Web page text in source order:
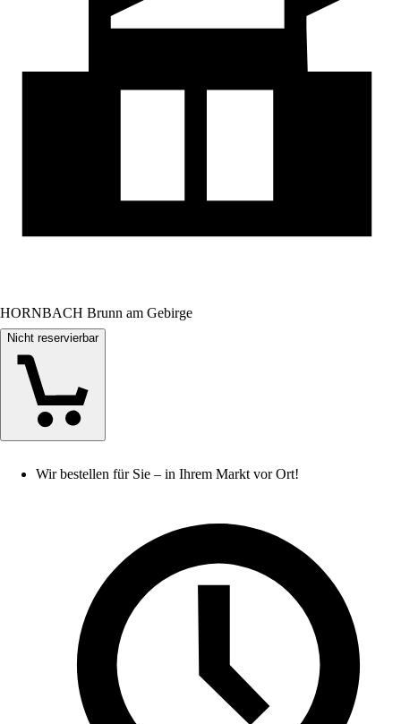
HORNBACH Brunn am Gebirge
Nicht reservierbar
Wir bestellen für Sie – in Ihrem Markt vor Ort!